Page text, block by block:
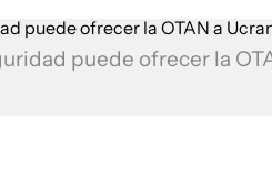
puede ofrecer la